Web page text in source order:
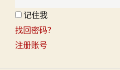
记住我
找回密码？
注册账号